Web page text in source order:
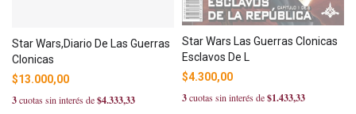
Star Wars,Diario De Las Guerras
Clonicas
$13.000,00
3cuotas sin interés de$4.333,33
Star Wars Las Guerras Clonicas
Esclavos De L
$4.300,00
3cuotas sin interés de$1.433,33